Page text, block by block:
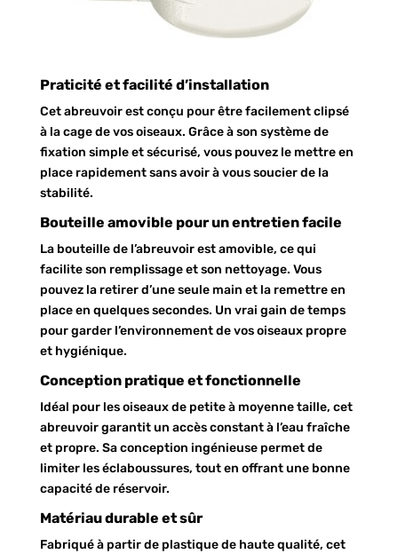
Praticité et facilité d’installation
Cet abreuvoir est conçu pour être facilement clipsé
à la cage de vos oiseaux. Grâce à son système de
fixation simple et sécurisé, vous pouvez le mettre en
place rapidement sans avoir à vous soucier de la
stabilité.
Bouteille amovible pour un entretien facile
La bouteille de l’abreuvoir est amovible, ce qui
facilite son remplissage et son nettoyage. Vous
pouvez la retirer d’une seule main et la remettre en
place en quelques secondes. Un vrai gain de temps
pour garder l’environnement de vos oiseaux propre
et hygiénique.
Conception pratique et fonctionnelle
Idéal pour les oiseaux de petite à moyenne taille, cet
abreuvoir garantit un accès constant à l’eau fraîche
et propre. Sa conception ingénieuse permet de
limiter les éclaboussures, tout en offrant une bonne
capacité de réservoir.
Matériau durable et sûr
Fabriqué à partir de plastique de haute qualité, cet